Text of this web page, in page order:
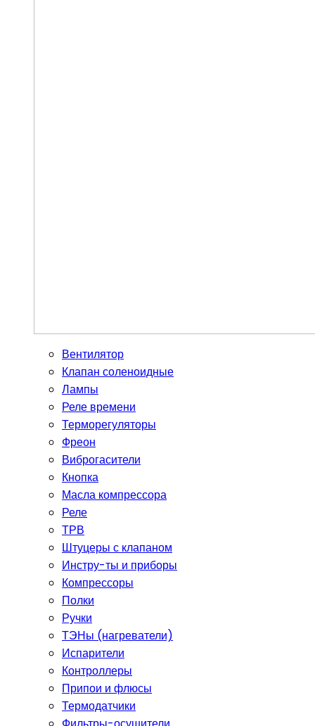
Вентилятор
Клапан соленоидные
Лампы
Реле времени
Терморегуляторы
Фреон
Виброгасители
Кнопка
Масла компрессора
Реле
ТРВ
Штуцеры с клапаном
Инстру-ты и приборы
Компрессоры
Полки
Ручки
ТЭНы (нагреватели)
Испарители
Контроллеры
Припои и флюсы
Термодатчики